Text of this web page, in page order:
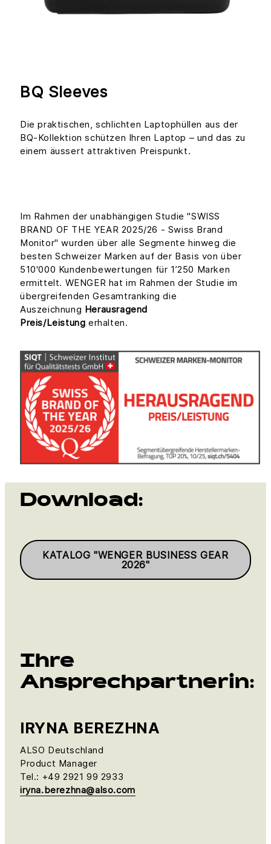
BQ Sleeves
Die praktischen, schlichten Laptophüllen aus der
BQ-Kollektion schützen Ihren Laptop – und das zu
einem äussert attraktiven Preispunkt.
Im Rahmen der unabhängigen Studie "SWISS
BRAND OF THE YEAR 2025/26 - Swiss Brand
Monitor" wurden über alle Segmente hinweg die
besten Schweizer Marken auf der Basis von über
510'000 Kundenbewertungen für 1’250 Marken
ermittelt. WENGER hat im Rahmen der Studie im
übergreifenden Gesamtranking die
Auszeichnung Herausragend
Preis/Leistung erhalten.
Download:
KATALOG "WENGER BUSINESS GEAR
2026"
Ihre
Ansprechpartnerin:
IRYNA BEREZHNA
ALSO Deutschland
Product Manager
Tel.: +49 2921 99 2933
iryna.berezhna@also.com